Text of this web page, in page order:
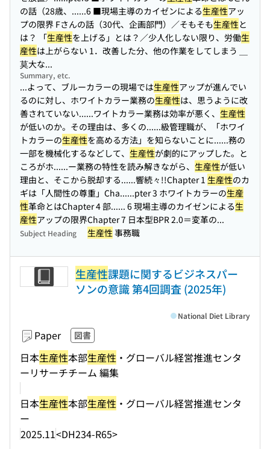
の話（28歳、......6 ■現場主導のカイゼンによる生産性アッ
プの限界 Fさんの話（30代、企画部門）／そもそも生産性と
は？ 「生産性を上げる」とは？／少人化しない限り、労働生
産性は上がらない 1．改善した分、他の作業をしてしまう ＿
莫大な...
Summary, etc.
...よって、ブルーカラーの現場では生産性アップが進んでい
るのに対し、ホワイトカラー業務の生産性は、思うように改
善されていない......ワイトカラー業務は効率が悪く、 生産性
が低いのか。その理由は、多くの......級管理職が、「ホワイ
トカラーの生産性を高める方法」を知らないことに......務の
一部を機械化するなどして、 生産性が劇的にアップした。と
ころがホ......ー業務の特性を読み解きながら、 生産性が低い
理由と、そこから脱却する......響続々!!Chapter 1 生産性のカ
ギは「人間性の尊重」Cha......pter 3 ホワイトカラーの生産
性革命とはChapter 4 部...... 6 現場主導のカイゼンによる生
産性アップの限界Chapter 7 日本型BPR 2.0＝変革の...
Subject Heading 生産性事務職
生産性課題に関するビジネスパー
ソンの意識 第4回調査 (2025年)
Paper 図書
日本生産性本部生産性 ・グローバル経営推進センタ
ーリサーチチーム 編集
日本生産性本部生産性 ・グローバル経営推進センタ
ー
2025.11<DH234-R65>
National Diet Library